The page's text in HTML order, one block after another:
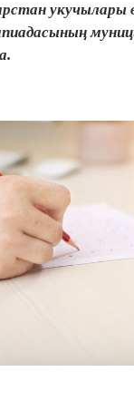
укучылары